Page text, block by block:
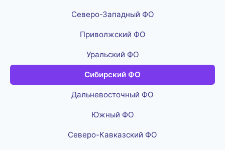
Северо-Западный ФО
Приволжский ФО
Уральский ФО
Сибирский ФО
Дальневосточный ФО
Южный ФО
Северо-Кавказский ФО